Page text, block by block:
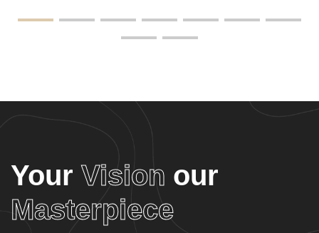
YourVision our
Masterpiece